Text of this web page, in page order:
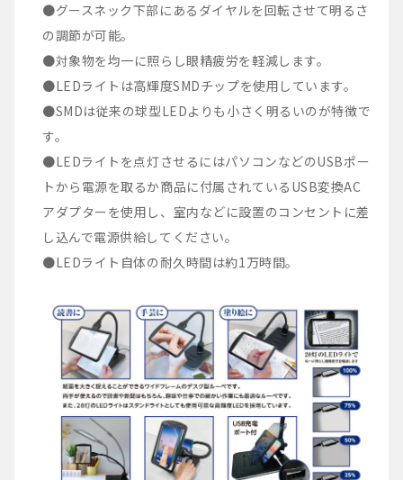
●グースネック下部にあるダイヤルを回転させて明るさ
の調節が可能。
●対象物を均一に照らし眼精疲労を軽減します。
●LEDライトは高輝度SMDチップを使用しています。
●SMDは従来の球型LEDよりも小さく明るいのが特徴で
す。
●LEDライトを点灯させるにはパソコンなどのUSBポー
トから電源を取るか商品に付属されているUSB変換AC
アダプターを使用し、室内などに設置のコンセントに差
し込んで電源供給してください。
●LEDライト自体の耐久時間は約1万時間。